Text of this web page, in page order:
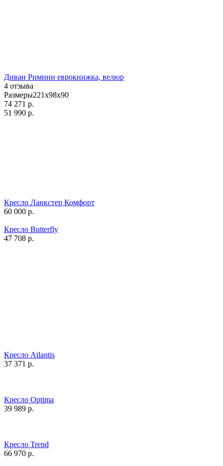
Диван Римини еврокнижка, велюр
4 отзыва
Размеры221x98x90
74 271 р.
51 990 р.
Кресло Ланкстер Комфорт
60 000 р.
Кресло Butterfly
47 708 р.
Кресло Atlantis
37 371 р.
Кресло Optima
39 989 р.
Кресло Trend
66 970 р.